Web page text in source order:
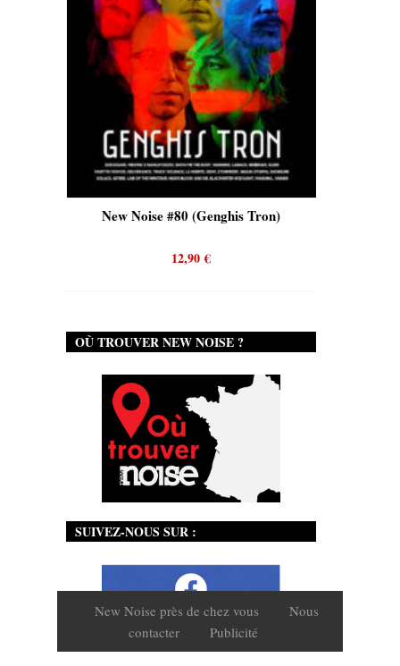
New Noise #80 (Genghis Tron)
OÙ TROUVER NEW NOISE ?
SUIVEZ-NOUS SUR :
New Noise près de chez vous
Nous
contacter
Publicité